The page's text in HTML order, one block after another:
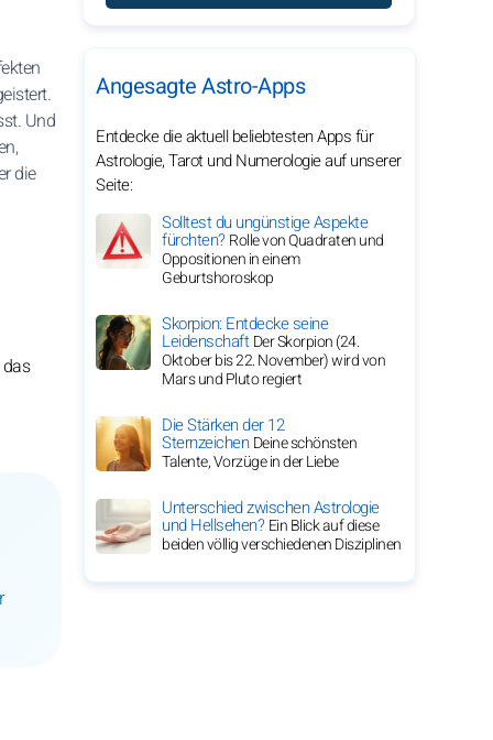
Und
die
Angesagte Astro-Apps
Entdecke die aktuell beliebtesten Apps für
Astrologie, Tarot und Numerologie auf unserer
Seite:
Solltest du ungünstige Aspekte
fürchten?Rolle von Quadraten und
Oppositionen in einem
Geburtshoroskop
Skorpion: Entdecke seine
LeidenschaftDer Skorpion (24.
Oktober bis 22. November) wird von
Mars und Pluto regiert
Die Stärken der 12
SternzeichenDeine schönsten
Talente, Vorzüge in der Liebe
Unterschied zwischen Astrologie
und Hellsehen?Ein Blick auf diese
beiden völlig verschiedenen Disziplinen